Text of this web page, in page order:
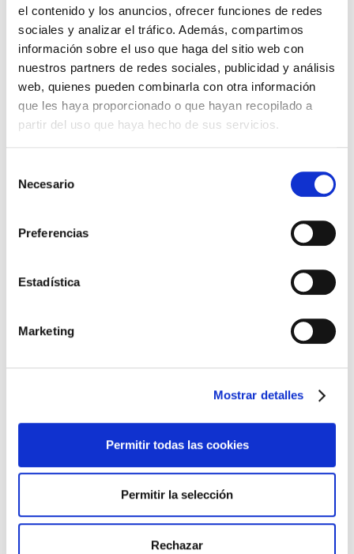
el contenido y los anuncios, ofrecer funciones de redes
sociales y analizar el tráfico. Además, compartimos
información sobre el uso que haga del sitio web con
nuestros partners de redes sociales, publicidad y análisis
web, quienes pueden combinarla con otra información
que les haya proporcionado o que hayan recopilado a
partir del uso que haya hecho de sus servicios.
Necesario
Preferencias
Estadística
Marketing
Mostrar detalles
Permitir todas las cookies
Permitir la selección
Rechazar
febrero 1, 2019 11:24 am
La impresora portátil BradyPrinter M611 anuncia un nuevo
Diseñe fácilmente las etiquetas más complejas sobre el
gratuita: Etiquetas rápidas de Brady. Imprima sobre
materiales de etiquetas fiables y de calidad industrial con la
terreno con un teléfono
Con la aplicación Etiquetas rápidas de Brady instalada,
puede diseñar fácilmente etiquetas complejas con códigos
1D y 2D y códigos de barras, serializar, utilizar una extensa
biblioteca de imágenes, incluir texto, una marca de tiempo e
ofrece la mayor variedad de capacidades de diseño de
etiquetas disponibles para cualquier smartphone, e incluye
asistentes de diseño que le ayudarán a crear rápidamente